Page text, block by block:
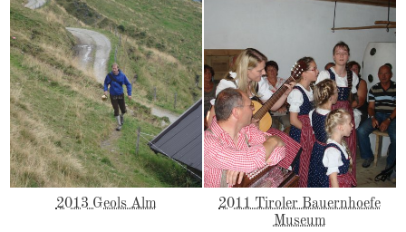
2013 Geols Alm
2011 Tiroler Bauernhoefe
Museum